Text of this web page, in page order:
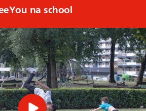
na school